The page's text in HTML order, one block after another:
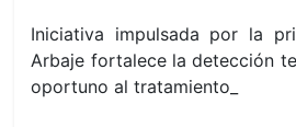
Iniciativa impulsada por la
Arbaje fortalece la detección
oportuno al tratamiento_